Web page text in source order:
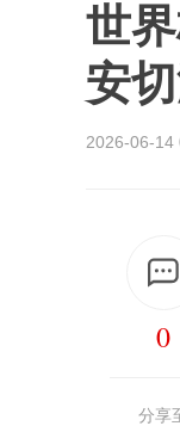
世
安
2026-06-
0
分享